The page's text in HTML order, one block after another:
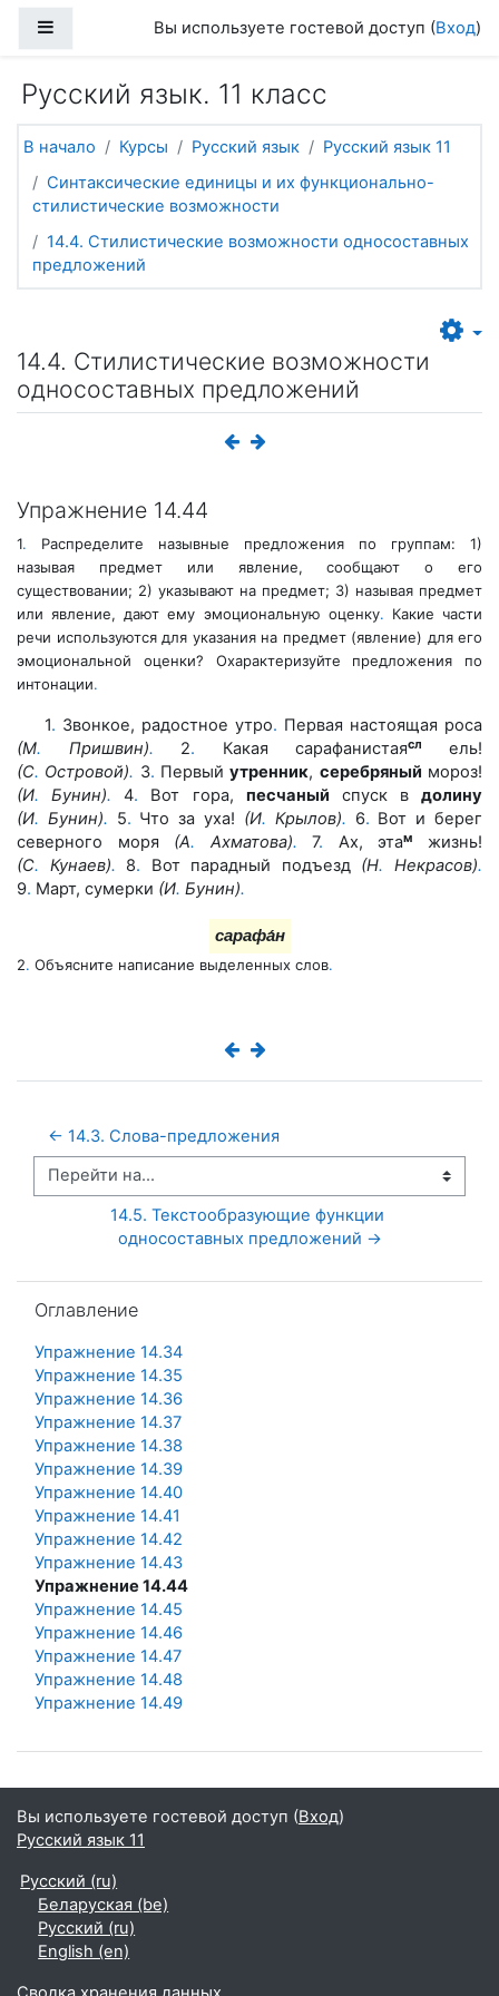
Боковая панельВы используете гостевой доступ (Вход)
Русский язык. 11 класс
В начало Курсы Русский язык
Русский язык 11
Синтаксические единицы и их функционально-
стилистические возможности
14.4. Стилистические возможности односоставных
предложений
14.4. Стилистические возможности
односоставных предложений
Упражнение 14.44
1. Распределите назывные предложения по группам: 1)
называя предмет или явление, сообщают о его
существовании; 2) указывают на предмет; 3) называя предмет
или явление, дают ему эмоциональную оценку. Какие части
речи используются для указания на предмет (явление) для его
эмоциональной оценки? Охарактеризуйте предложения по
интонации.
1. Звонкое, радостное утро. Первая настоящая роса
(М. Пришвин). 2. Какая сарафанистаясл
ель!
(С. Островой). 3. Первыйутренник, серебряный мороз!
(И. Бунин). 4. Вот гора, песчаный спуск в долину
(И. Бунин). 5. Что за уха! (И. Крылов). 6. Вот и берег
северного моря (А. Ахматова). 7. Ах, этам
жизнь!
(С. Кунаев). 8. Вот парадный подъезд (Н. Некрасов).
9. Март, сумерки (И. Бунин).
сарафа́н
2. Объясните написание выделенных слов.
← 14.3. Слова-предложения
Перейти на...
14.5. Текстообразующие функции
односоставных предложений →
Оглавление
Упражнение 14.34
Упражнение 14.35
Упражнение 14.36
Упражнение 14.37
Упражнение 14.38
Упражнение 14.39
Упражнение 14.40
Упражнение 14.41
Упражнение 14.42
Упражнение 14.43
Упражнение 14.44
Упражнение 14.45
Упражнение 14.46
Упражнение 14.47
Упражнение 14.48
Упражнение 14.49
Вы используете гостевой доступ (Вход)
Русский язык 11
Русский ‎(ru)‎
Беларуская ‎(be)‎
Русский ‎(ru)‎
English ‎(en)‎